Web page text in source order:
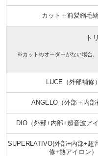
カット＋前髪縮毛
ト
※カットのオーダーがない場合、
LUCE（外部補修）
ANGELO（外部＋内部
DIO（外部+内部+超音波ア
SUPERLATIVO(外部+内部+超
修+熱アイロン）